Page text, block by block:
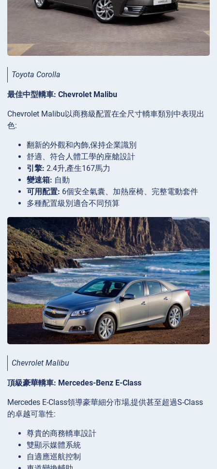
Toyota Corolla
最佳中型轎車: Chevrolet Malibu
Chevrolet Malibu以商務級配置在全尺寸轎車類別中表現出
色:
翻新的外觀和內飾,保持企業識別
舒適、符合人體工學的座艙設計
引擎: 2.4升,產生167馬力
變速箱: 自動
可用配置: 6個安全氣囊、加熱座椅、完整電動套件
多種配置級別適合不同預算
Chevrolet Malibu
頂級豪華轎車: Mercedes-Benz E-Class
Mercedes E-Class領導豪華細分市場,提供甚至超過S-Class
的卓越可靠性:
尊貴的商務轎車設計
雙顯示媒體系統
自適應巡航控制